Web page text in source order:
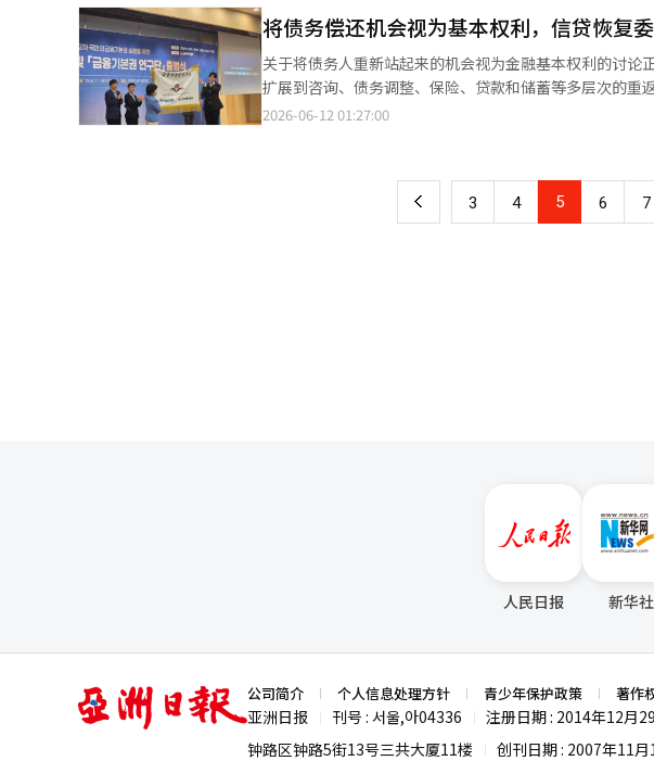
超个性化服务。这是现有保险公司无法提供的新价值。 洪
险数据是最深刻反映人们生活的信息，涵盖健康、资产、
望利用三星生命所拥有的数据，创造新的保险生态。 数字化转型的变化已见成效，但真正的挑战才刚刚开始 洪元学
的战略仍在进行中。然而，成效已经显现。三星生命在
89.5%。持有的CSM扩大至13兆6000亿韩元，新签合同
始。保险行业在未来十年将面临最大的变化。低出生率
正在改变行业秩序。 洪元学现在不是在经营保险公司，
岁不是一朝一夕形成的，而是数十年生活的结果。 基因在长寿中能解释多少？ 朴相哲 汤姆教授在此次ICC上提出
了“百岁人遗传学为何如此困难”的重要问题。 汤姆·普尔斯 原因在于长寿并不是单一基因疾病。长寿是数千个基
因共同作用的多基因性状。百岁人拥有与普通人相似水平
CETP、SIRT6等基因在免疫调节、脂肪代谢和DNA修复
基因的影响力会增强。95岁以上的超长寿者，其遗传特征更加明显。 朴相哲 在韩国百岁人研究中
（Inflammaging）”的老化核心机制提供重要线索。 汤姆·普尔斯 尤其是ORAI1的研究非常令人印象深刻。这项研
究表明，迄今为止以欧洲人为中心建立的基因组标准必
锻炼、均衡饮食、保持适当体重和建立社会关系都至关重要。 彼得·马丁 而且，不必担心已经晚了。90岁也
晚。健康行为的改变在非常晚的年龄也能产生效果。 朴相哲 此次ICC上发布的香港科技大学研究很好地证明了这一
点。仅通过12周的生活方式教育，内脏脂肪和代谢指标
生活方式、社区和持续的自我管理共同造就了这一结果。 结语 朴相哲 在30年的百岁人研究中，我确信了一点：百岁
性。 汤姆·普尔斯 长寿没有单一的秘密。但我们有希望。我们可以减缓老化的速度，延长健康寿命。 彼得·马丁 我
寿时代的先驱”。百岁人们已经走过了这条路。现在，科
果过去30年是发现百岁人的时间，那么未来30年将是将
道经人工智能（AI）系统翻译与编辑。
为5611亿韩元，同比下降45.6%。长期保险的盈亏为
损，转为亏损状态。流感等呼吸道疾病的传播和异常气候
估公司还为时尚早。 现代海未来的盈利能力指标——保险
付能力比率（K-ICS）也达到了190.1%，比一年前上升了
来提高资本健康性的结果。 这体现了正蒙允式经营的特点
十年间一直强调的正是这一点。 他认为，保险行业的本
的增长，而非急剧的扩张。 最终，现代海已成为国内损害保险行业的代表企业。 不
的经营者只是片面看待他。 他比任何人都更清楚变革的
数据和数字技术。 然而，在这个过程中，有一点是不会
这正是正蒙允会长在近40年间所坚守的价值。 他的金融
础。长期保险和汽车保险领域竞争力强，已成长为资产
风险管理能力也是其强项。弱项（Weakness）2025年
用的扩大、数字保险平台的建设可能成为新的增长机会
素。威胁（Threat）低出生率和保险市场增长放缓、实
力。大科技公司的金融进入和AI竞争加剧也是威胁因素
目中未能胜出于未来资产管理和KB证券而承担责任。 住房城市基金被认为是与财政部年金投资池、劳动部工伤保险
基金、就业保险基金、放射性废物管理基金等一起构成证
运营该基金，截至去年底，管理规模约为14万亿韩元。 不过，金融投资业界也有观点认为，内部权力斗争对新代表
选任产生了影响。李前常务对新代表候选人的人事安排过
相关问题。 候选人变化也受到农协改革基调的影响。农协改革委员会在3月24日的第五次会议上通过了《为恢复农业
履行代表职务。NH投资证券在3月的定期股东大会上未
4月24日通过董事会决定从单一代表制转为将IB和WM分开的各自代表制。 此次各自代表候
（产业银行、企业银行、信用保证基金、技术保证基金）
非首都圈的政策金融供应规模将从去年的130万亿韩元增
都圈的供应比例也计划从40.0%提高到45.0%。 此外，金融委员会还将推动民间金融的地方供应扩展。自4月以来，
银行对非首都圈企业和个体经营者贷款的存贷比权重已降
同贷款创新服务进行新指定。同时，针对储蓄银行和互助
府和6家政策金融机构将全力以赴，让地方能够以更低
将债务偿还机会视为基本权利，信贷恢复
关于将债务人重新站起来的机会视为金融基本权利的讨
扩展到咨询、债务调整、保险、贷款和储蓄等多层次的
国会图书馆大礼堂举行了“第二次实现国民金融基本权利
服务以过上体面的生活。”他强调：“这不应停留在施惠
利：接入权、生存权、重返权、自立权和资产形成权。
础贷款和基础储蓄等四大基础金融手段。 核心在于“先
2026-06-12 01:27:00
上 3 4 5 6 7
人民日报 新华社
亚
洲
日
公司简介 个人信息处理方针 青少年保护政策 著作
亚洲日报 刊号 : 서울,아04336 注册日期 : 2014年12月
钟路区钟路5街13号三共大厦11楼
创刊日期 : 2007年11月